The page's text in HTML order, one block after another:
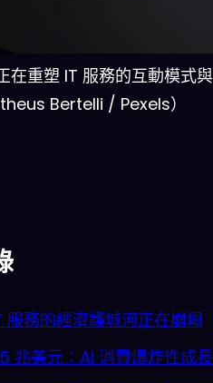
在重塑 IT 服務的互動模式
Bertelli / Pexels）
服務的經濟護城河正在崩塌
兆美元：AI 消費爆炸性成